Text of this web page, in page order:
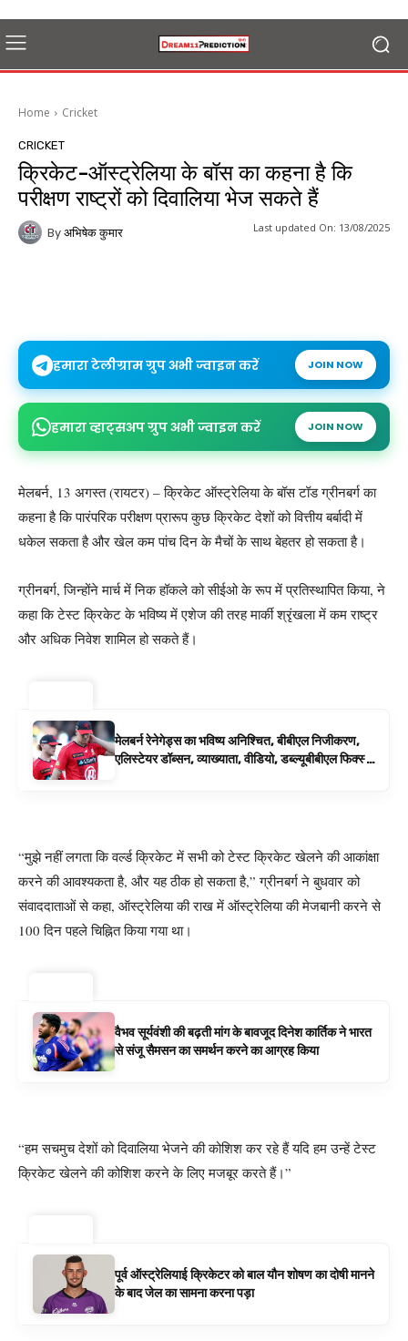
Home Cricket
CRICKET
क्रिकेट-ऑस्ट्रेलिया के बॉस का कहना है कि
परीक्षण राष्ट्रों को दिवालिया भेज सकते हैं
By अभिषेक कुमार Last updated On: 13/08/2025
हमारा टेलीग्राम ग्रुप अभी ज्वाइन करें JOIN NOW
हमारा व्हाट्सअप ग्रुप अभी ज्वाइन करें JOIN NOW
मेलबर्न, 13 अगस्त (रायटर) – क्रिकेट ऑस्ट्रेलिया के बॉस टॉड ग्रीनबर्ग का
कहना है कि पारंपरिक परीक्षण प्रारूप कुछ क्रिकेट देशों को वित्तीय बर्बादी में
धकेल सकता है और खेल कम पांच दिन के मैचों के साथ बेहतर हो सकता है।
ग्रीनबर्ग, जिन्होंने मार्च में निक हॉकले को सीईओ के रूप में प्रतिस्थापित किया, ने
कहा कि टेस्ट क्रिकेट के भविष्य में एशेज की तरह मार्की श्रृंखला में कम राष्ट्र
और अधिक निवेश शामिल हो सकते हैं।
मेलबर्न रेनेगेड्स का भविष्य अनिश्चित, बीबीएल निजीकरण,
एलिस्टेयर डॉब्सन, व्याख्याता, वीडियो, डब्ल्यूबीबीएल फिक्स्चर
“मुझे नहीं लगता कि वर्ल्ड क्रिकेट में सभी को टेस्ट क्रिकेट खेलने की आकांक्षा
करने की आवश्यकता है, और यह ठीक हो सकता है,” ग्रीनबर्ग ने बुधवार को
संवाददाताओं से कहा, ऑस्ट्रेलिया की राख में ऑस्ट्रेलिया की मेजबानी करने से
100 दिन पहले चिह्नित किया गया था।
वैभव सूर्यवंशी की बढ़ती मांग के बावजूद दिनेश कार्तिक ने भारत
से संजू सैमसन का समर्थन करने का आग्रह किया
“हम सचमुच देशों को दिवालिया भेजने की कोशिश कर रहे हैं यदि हम उन्हें टेस्ट
क्रिकेट खेलने की कोशिश करने के लिए मजबूर करते हैं।”
पूर्व ऑस्ट्रेलियाई क्रिकेटर को बाल यौन शोषण का दोषी मानने
के बाद जेल का सामना करना पड़ा